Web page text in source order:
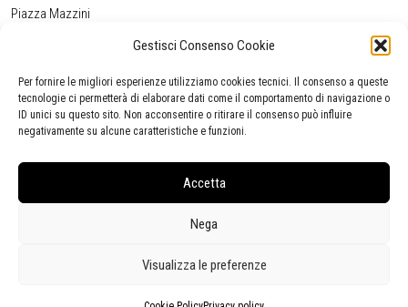
Gestisci Consenso Cookie
Per fornire le migliori esperienze utilizziamo cookies tecnici. Il consenso a queste
tecnologie ci permetterà di elaborare dati come il comportamento di navigazione o
ID unici su questo sito. Non acconsentire o ritirare il consenso può influire
negativamente su alcune caratteristiche e funzioni.
Accetta
Nega
Visualizza le preferenze
Piazza Mazzini
Cell:+39 338 5714978 (orario apertura Galleria)
Tel:
+39 0584 944580
(orario 09.00/13.00)
Email:gamc@comune.viareggio.lu.it
Segnalazione di inaccessibilità